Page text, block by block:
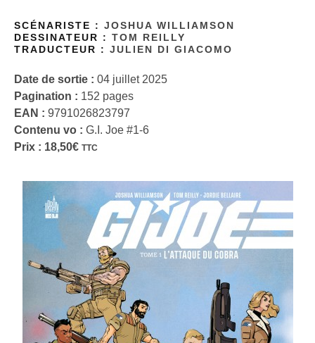
SCÉNARISTE : JOSHUA WILLIAMSON
DESSINATEUR : TOM REILLY
TRADUCTEUR : JULIEN DI GIACOMO
Date de sortie : 04 juillet 2025
Pagination : 152 pages
EAN : 9791026823797
Contenu vo : G.I. Joe #1-6
Prix : 18,50€ TTC